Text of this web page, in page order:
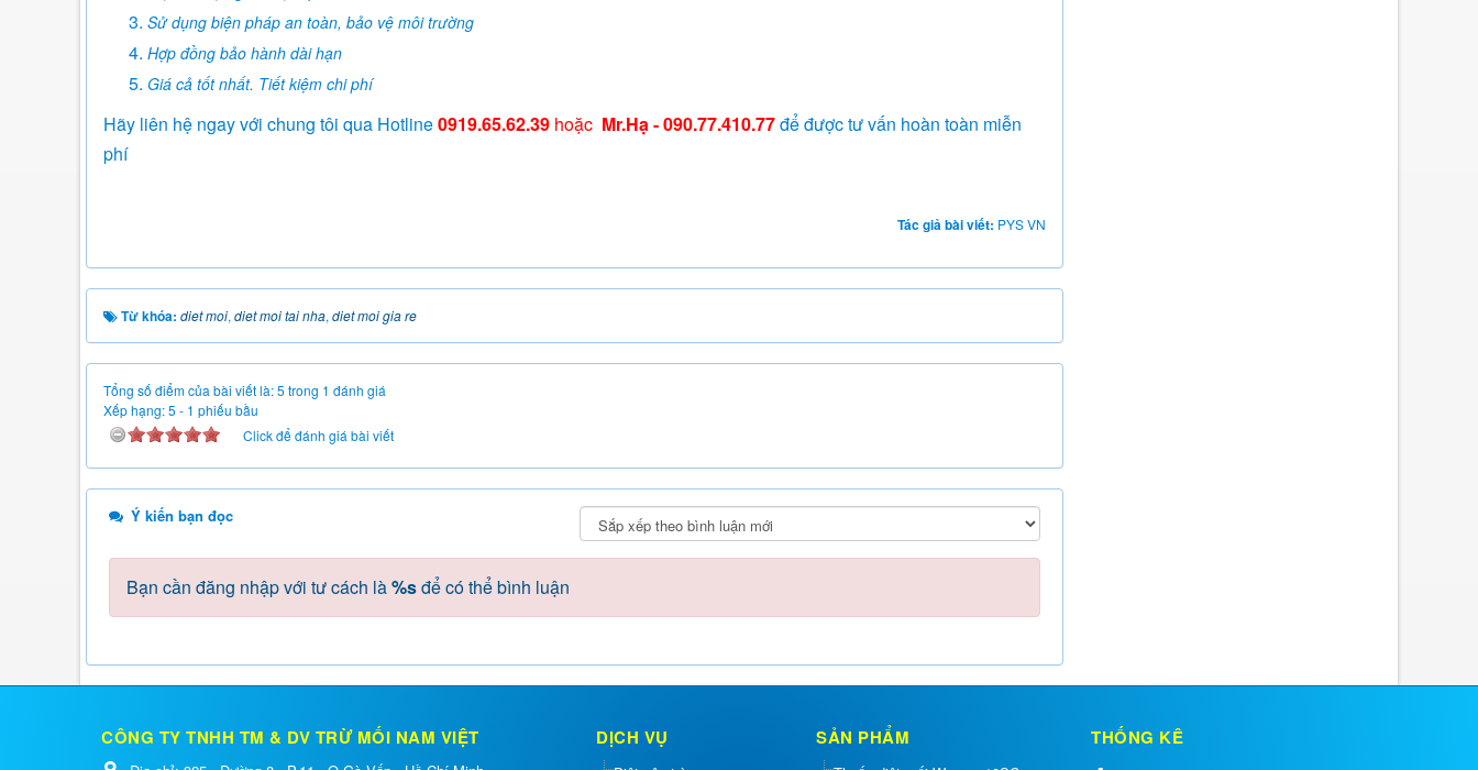
Sử dụng biện pháp an toàn, bảo vệ môi trường
Hợp đồng bảo hành dài hạn
Giá cả tốt nhất. Tiết kiệm chi phí
Hãy liên hệ ngay với chung tôi qua Hotline0919.65.62.39 hoặc Mr.Hạ - 090.77.410.77để được tư vấn hoàn toàn miễn
phí
Tác giả bài viết: PYS VN
Từ khóa: diet moi, diet moi tai nha, diet moi gia re
Tổng số điểm của bài viết là: 5 trong 1 đánh giá
Xếp hạng:5 - 1 phiếu bầu
Click để đánh giá bài viết
Ý kiến bạn đọc
Bạn cần đăng nhập với tư cách là%sđể có thể bình luận
CÔNG TY TNHH TM & DV TRỪ MỐI NAM VIỆT DỊCH VỤ SẢN PHẨM THỐNG KÊ